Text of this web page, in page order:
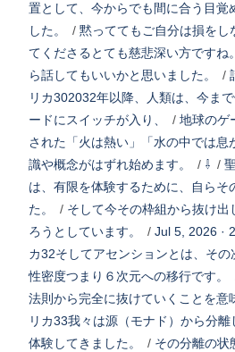
置として、今からでも間に合う目覚
した。
/ 黙っててもご自分は損をし
てくださるとても慈悲深い方ですね。
ら話してもいいかと思いました。
/
リカ302032年以降、人類は、今ま
ードにスイッチが入り、
/ 地球のゲ
された「火は熱い」「水の中では息
識や概念がはずれ始めます。
/ ⇩ /
は、有限を体験するために、自らそ
た。
/ そして今その枠組から抜け出
ろうとしています。
/ Jul 5, 2026 ·
カ32そしてアセンションとは、その
性密度つまり６次元への移行です。
法則から完全に抜けていくことを意
リカ33我々は源（モナド）から分
体験してきました。
/ その分離の状